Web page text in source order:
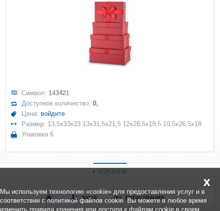
Символ: 143421
Доступное количество:0,
Цена: войдите
Размер: 13,5x33x23 13x31,5x21,5 12x28,5x19,5 10,5x26,5x18
Упаковка 6
КОРЗИНА
вход регистрация
x
Мы используем технологию «cookie» для предоставления услуг и в
соответствии с политикой файлов cookie. Вы можете в любое время
изменить правила хранения или доступа к файлам cookie в своем